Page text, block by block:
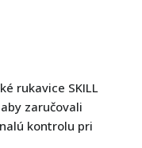
rukavice SKILL
zaručovali
kontrolu pri